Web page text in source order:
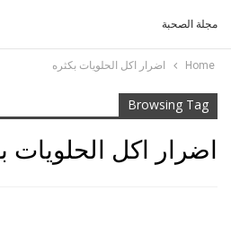
مجلة الصحبة
Home اضرار اكل الحلويات بكثره
Browsing Tag
اضرار اكل الحلويات